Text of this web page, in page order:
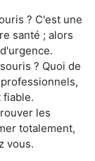
? C'est une
santé ; alors
? Quoi de
fiable.
les
totalement,
vous.